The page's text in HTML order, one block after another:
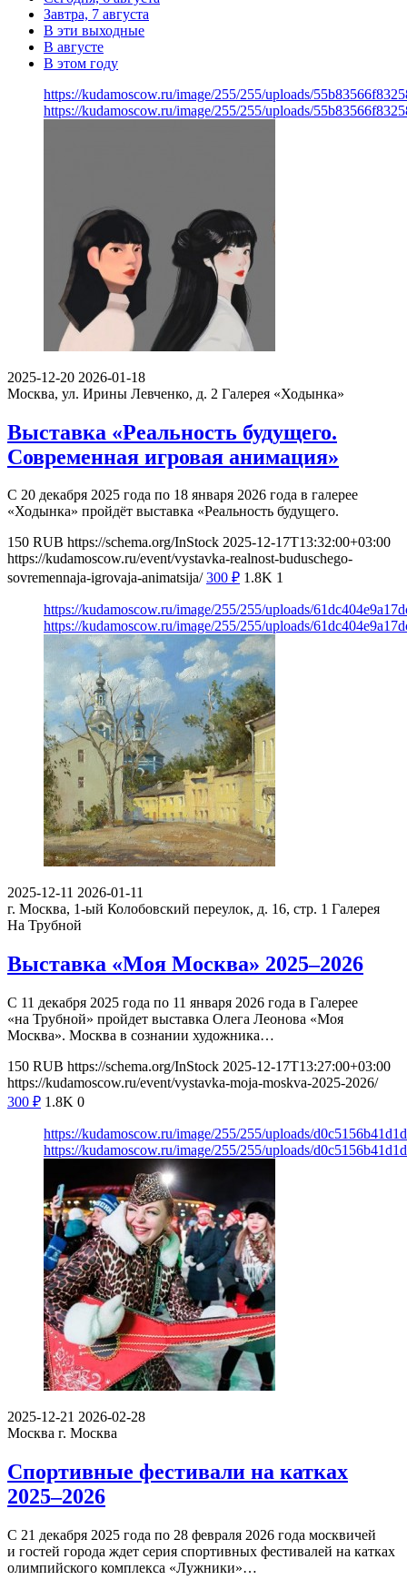
Завтра, 7 августа
В эти выходные
В августе
В этом году
https://kudamoscow.ru/image/255/255/uploads/
https://kudamoscow.ru/image/255/255/uploads/
2025-12-20 2026-01-18
Москва, ул. Ирины Левченко, д. 2 Галерея «Ходынка»
Выставка «Реальность будущего.
Современная игровая анимация»
С 20 декабря 2025 года по 18 января 2026 года в галерее
«Ходынка» пройдёт выставка «Реальность будущего.
150 RUB https://schema.org/InStock 2025-12-17T13:32:00+03:00
https://kudamoscow.ru/event/vystavka-realnost-buduschego-
sovremennaja-igrovaja-animatsija/ 300 ₽ 1.8K 1
https://kudamoscow.ru/image/255/255/uploads/
https://kudamoscow.ru/image/255/255/uploads/
2025-12-11 2026-01-11
г. Москва, 1-ый Колобовский переулок, д. 16, стр. 1 Галерея
На Трубной
Выставка «Моя Москва» 2025–2026
С 11 декабря 2025 года по 11 января 2026 года в Галерее
«на Трубной» пройдет выставка Олега Леонова «Моя
Москва». Москва в сознании художника…
150 RUB https://schema.org/InStock 2025-12-17T13:27:00+03:00
https://kudamoscow.ru/event/vystavka-moja-moskva-2025-2026/
300 ₽ 1.8K 0
https://kudamoscow.ru/image/255/255/uploads/
https://kudamoscow.ru/image/255/255/uploads/
2025-12-21 2026-02-28
Москва г. Москва
Спортивные фестивали на катках
2025–2026
С 21 декабря 2025 года по 28 февраля 2026 года москвичей
и гостей города ждет серия спортивных фестивалей на катках
олимпийского комплекса «Лужники»…